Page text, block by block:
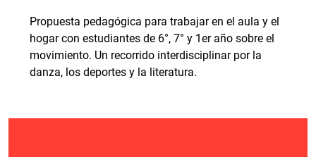
Propuesta pedagógica para trabajar en el aula y el
hogar con estudiantes de 6°, 7° y 1er año sobre el
movimiento. Un recorrido interdisciplinar por la
danza, los deportes y la literatura.